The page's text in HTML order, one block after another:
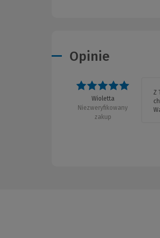
Opinie
Wioletta
Niezweryfikowany
zakup
Z